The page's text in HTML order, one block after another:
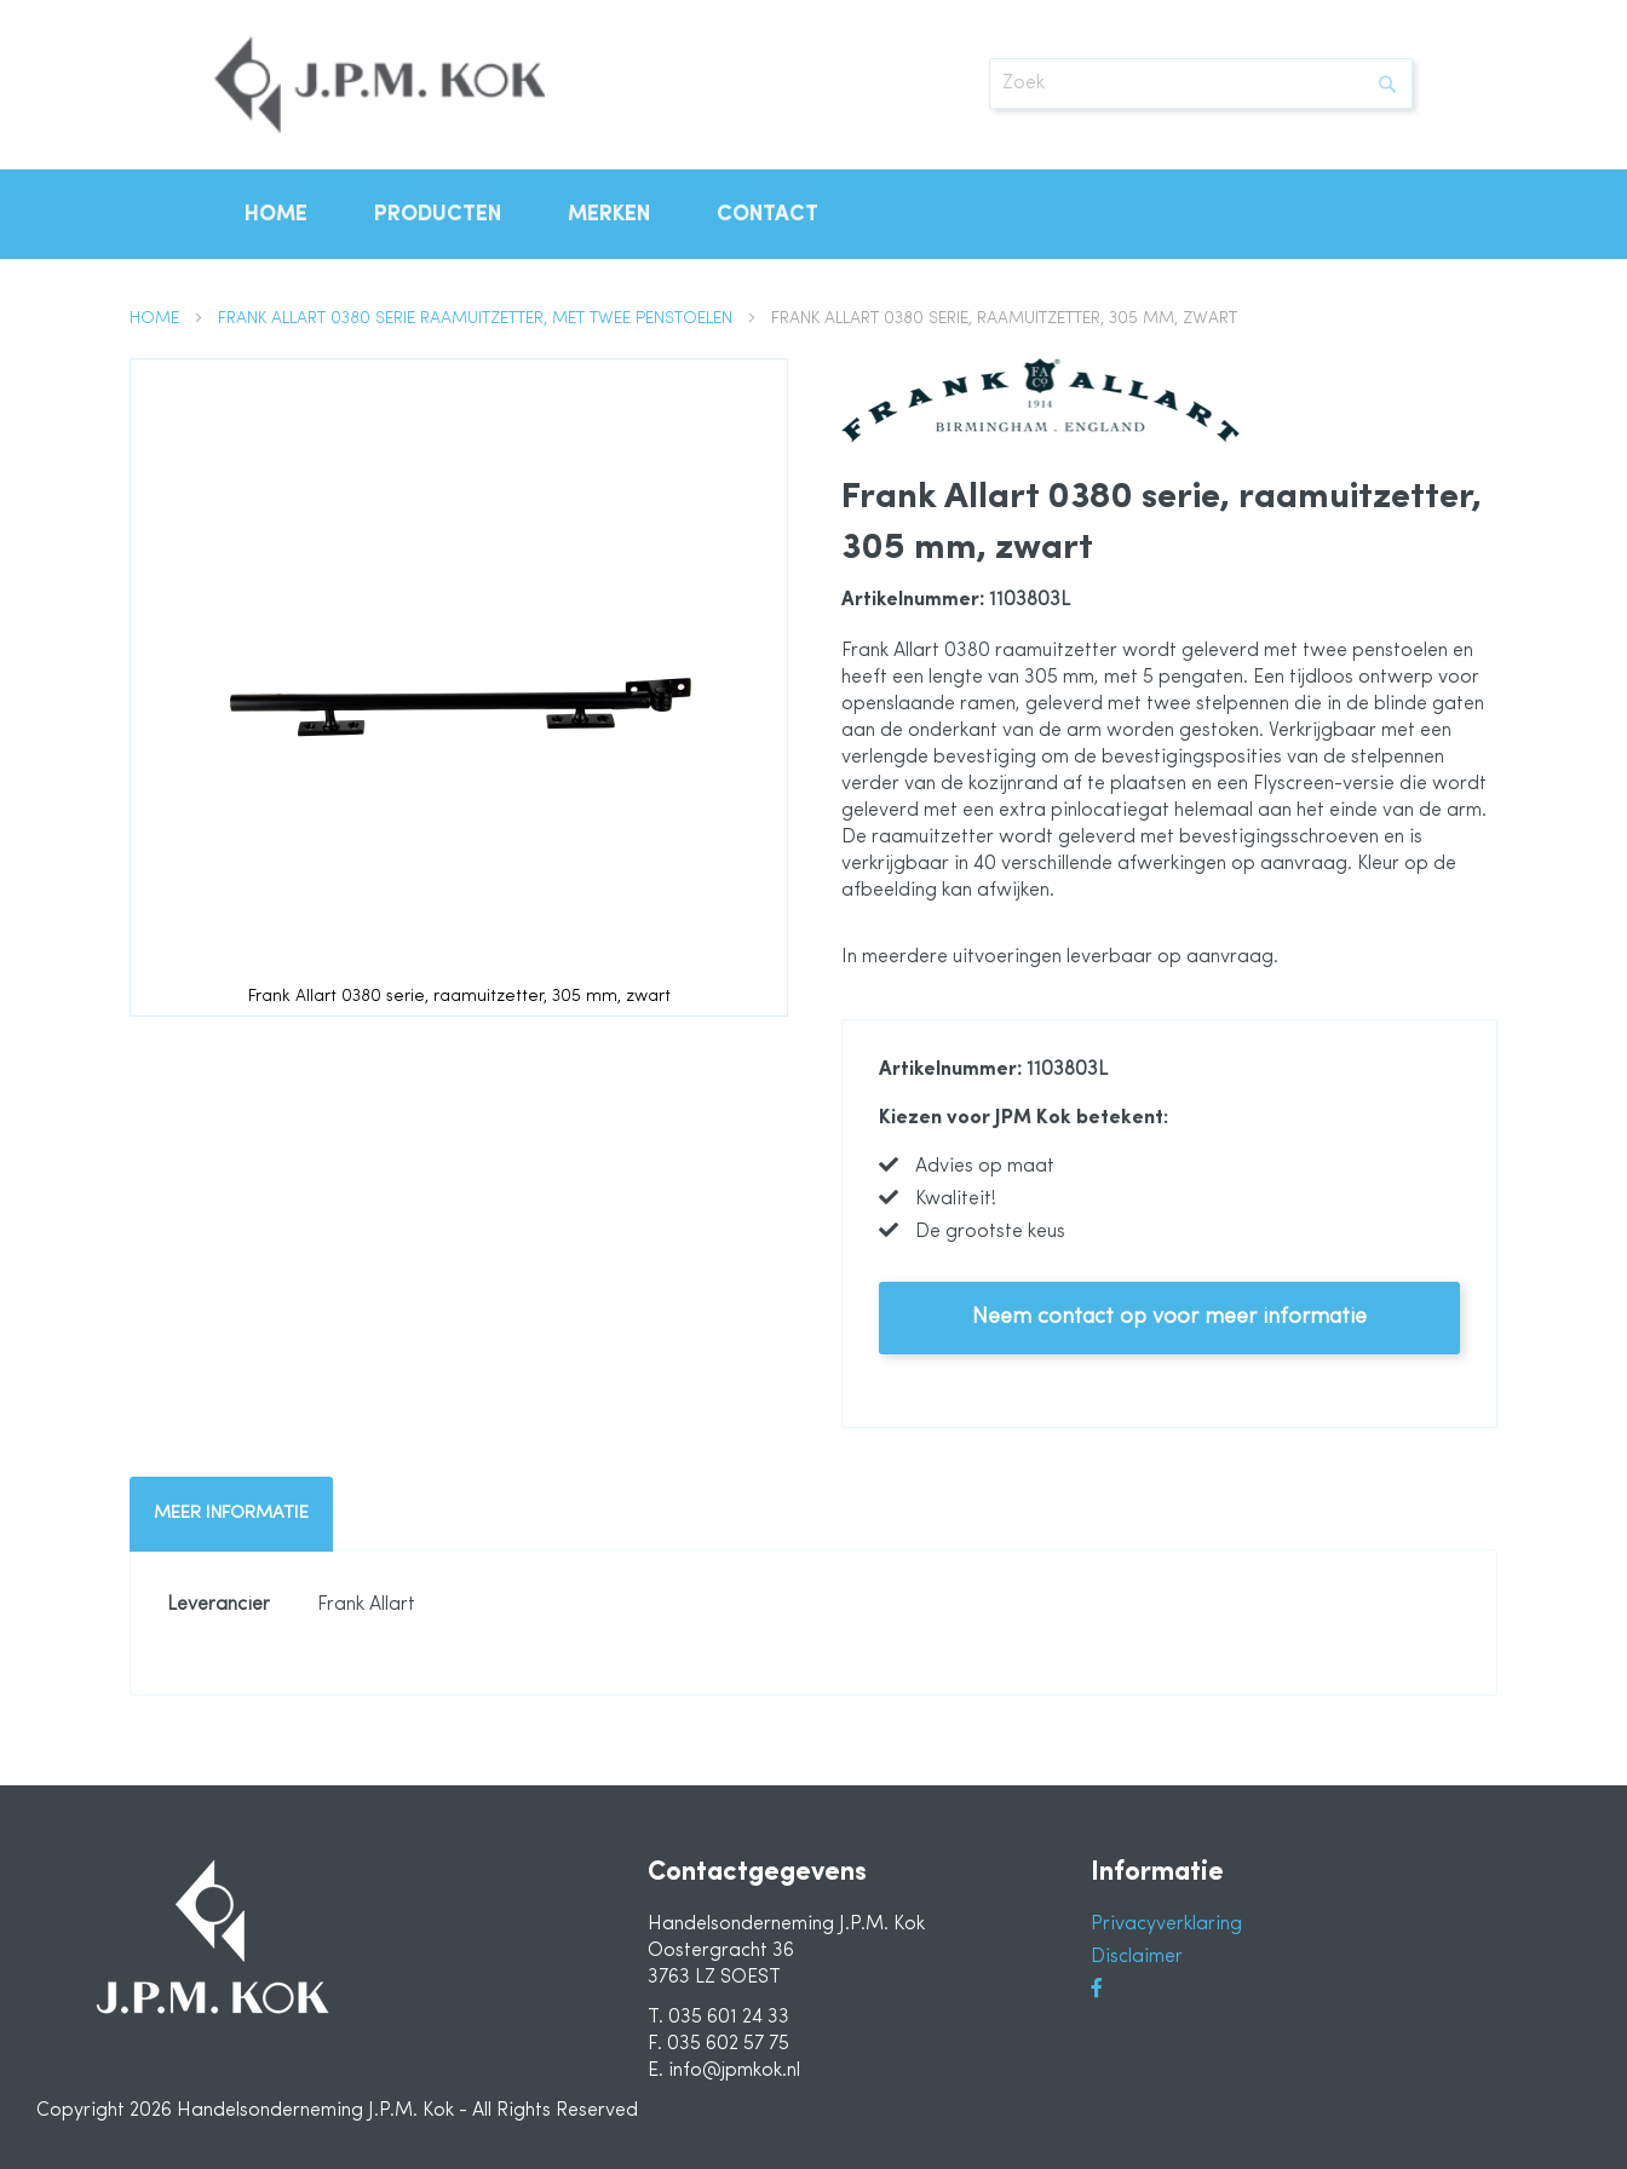
Zoek Zoek
HOME PRODUCTEN MERKEN CONTACT
HOME FRANK ALLART 0380 SERIE RAAMUITZETTER, MET TWEE PENSTOELEN FRANK ALLART 0380 SERIE, RAAMUITZETTER, 305 MM, ZWART
Frank Allart 0380 serie, raamuitzetter,
305 mm, zwart
Artikelnummer: 1103803L
Frank Allart 0380 raamuitzetter wordt geleverd met twee penstoelen en
heeft een lengte van 305 mm, met 5 pengaten. Een tijdloos ontwerp voor
openslaande ramen, geleverd met twee stelpennen die in de blinde gaten
aan de onderkant van de arm worden gestoken. Verkrijgbaar met een
verlengde bevestiging om de bevestigingsposities van de stelpennen
verder van de kozijnrand af te plaatsen en een Flyscreen-versie die wordt
geleverd met een extra pinlocatiegat helemaal aan het einde van de arm.
De raamuitzetter wordt geleverd met bevestigingsschroeven en is
verkrijgbaar in 40 verschillende afwerkingen op aanvraag. Kleur op de
afbeelding kan afwijken.
In meerdere uitvoeringen leverbaar op aanvraag.
Artikelnummer: 1103803L
Kiezen voor JPM Kok betekent:
Advies op maat
Kwaliteit!
De grootste keus
Neem contact op voor meer informatie
Frank Allart 0380 serie, raamuitzetter, 305 mm, zwart
MEER INFORMATIE
Meer
Leverancier Frank Allart
Contactgegevens
Handelsonderneming J.P.M. Kok
Oostergracht 36
3763 LZ SOEST
T. 035 601 24 33
F. 035 602 57 75
E. info@jpmkok.nl
Informatie
Privacyverklaring
Disclaimer
Copyright 2026 Handelsonderneming J.P.M. Kok - All Rights Reserved